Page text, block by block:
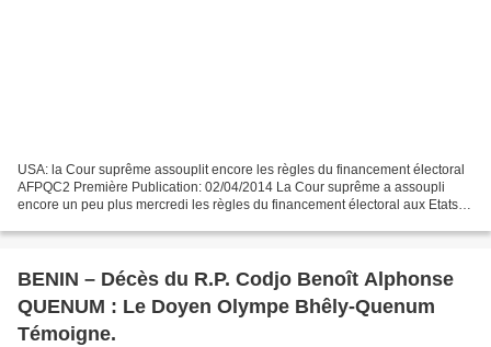
USA: la Cour suprême assouplit encore les règles du financement électoral
AFPQC2 Première Publication: 02/04/2014 La Cour suprême a assoupli
encore un peu plus mercredi les règles du financement électoral aux Etats-
BENIN – Décès du R.P. Codjo Benoît Alphonse
QUENUM : Le Doyen Olympe Bhêly-Quenum
Témoigne.